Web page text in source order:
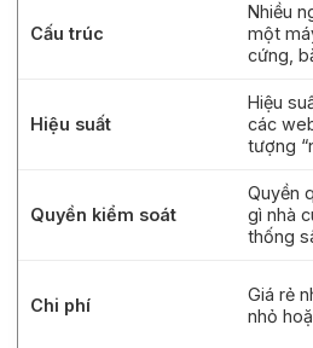
Cấu trúc
Nhiều
một
cứng,
Hiệu suất
Hiệu
các
tượng
Quyền kiểm soát
Quyền
gì nhà
thống
Chi phí
Giá rẻ
nhỏ